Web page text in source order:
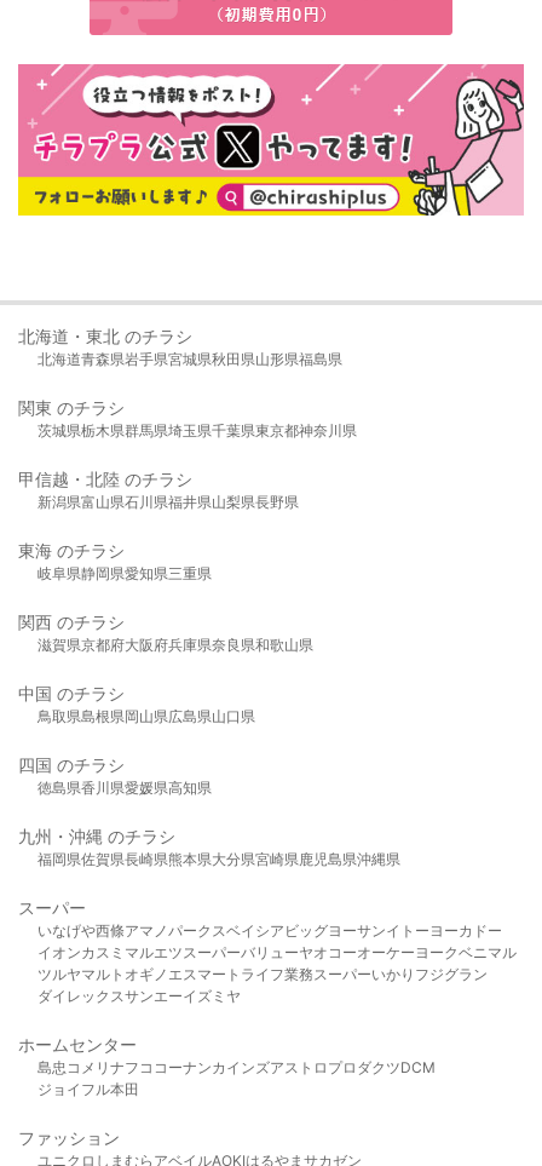
北海道・東北 のチラシ
北海道青森県岩手県宮城県秋田県山形県福島県
関東 のチラシ
茨城県栃木県群馬県埼玉県千葉県東京都神奈川県
甲信越・北陸 のチラシ
新潟県富山県石川県福井県山梨県長野県
東海 のチラシ
岐阜県静岡県愛知県三重県
関西 のチラシ
滋賀県京都府大阪府兵庫県奈良県和歌山県
中国 のチラシ
鳥取県島根県岡山県広島県山口県
四国 のチラシ
徳島県香川県愛媛県高知県
九州・沖縄 のチラシ
福岡県佐賀県長崎県熊本県大分県宮崎県鹿児島県沖縄県
スーパー
いなげや西條アマノパークスベイシア ビッグヨーサンイトーヨーカドー
イオンカスミ マルエツスーパーバリューヤオコーオーケー ヨークベニマル
ツルヤマルト オギノ エスマート ライフ業務スーパーいかり フジグラン
ダイレックスサンエーイズミヤ
ホームセンター
島忠 コメリ ナフコ コーナンカインズアストロプロダクツDCM
ジョイフル本田
ファッション
ユニクロ しまむら アベイルAOKIはるやま サカゼン